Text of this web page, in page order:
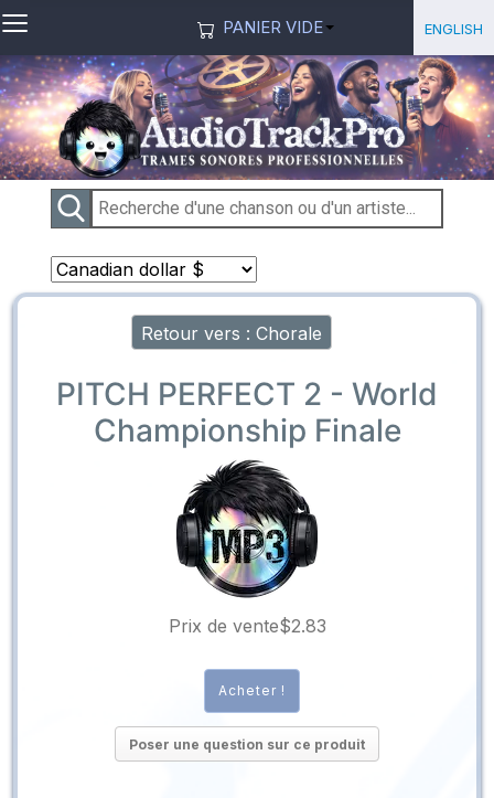
≡ PANIER VIDE English
Retour vers : Chorale
PITCH PERFECT 2 - World
Championship Finale
Prix ​​de vente$2.83
Poser une question sur ce produit